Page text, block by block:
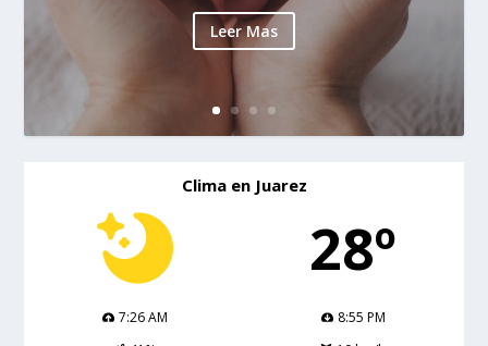
Leer Mas
Clima en Juarez
28º
7:26 AM
8:55 PM